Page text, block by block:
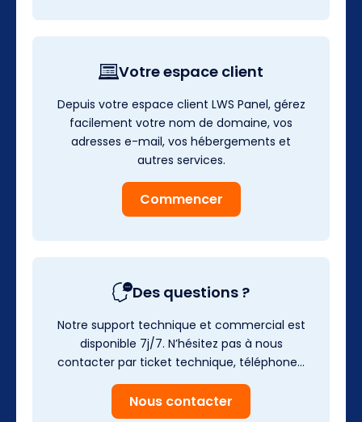
Votre espace client
Depuis votre espace client LWS Panel, gérez
facilement votre nom de domaine, vos
adresses e-mail, vos hébergements et
autres services.
Commencer
Des questions ?
Notre support technique et commercial est
disponible 7j/7. N’hésitez pas à nous
contacter par ticket technique, téléphone…
Nous contacter